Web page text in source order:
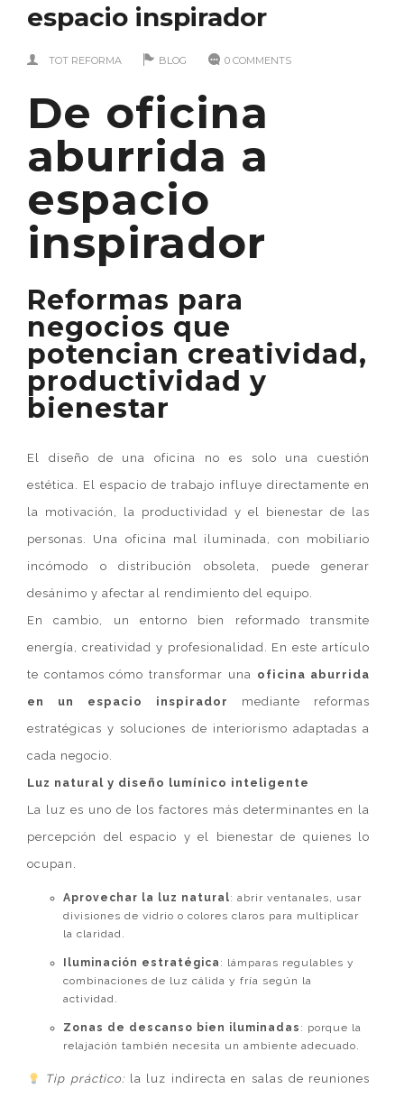
espacio inspirador
TOT REFORMA BLOG 0 COMMENTS
De oficina
aburrida a
espacio
inspirador
Reformas para
negocios que
potencian creatividad,
productividad y
bienestar
El diseño de una oficina no es solo una cuestión
estética. El espacio de trabajo influye directamente en
la motivación, la productividad y el bienestar de las
personas. Una oficina mal iluminada, con mobiliario
incómodo o distribución obsoleta, puede generar
desánimo y afectar al rendimiento del equipo.
En cambio, un entorno bien reformado transmite
energía, creatividad y profesionalidad. En este artículo
te contamos cómo transformar una oficina aburrida
en un espacio inspirador
mediante reformas
estratégicas y soluciones de interiorismo adaptadas a
cada negocio.
Luz natural y diseño lumínico inteligente
La luz es uno de los factores más determinantes en la
percepción del espacio y el bienestar de quienes lo
ocupan.
Aprovechar la luz natural: abrir ventanales, usar
divisiones de vidrio o colores claros para multiplicar
la claridad.
Iluminación estratégica : lámparas regulables y
combinaciones de luz cálida y fría según la
actividad.
Zonas de descanso bien iluminadas : porque la
relajación también necesita un ambiente adecuado.
Tip práctico:la luz indirecta en salas de reuniones